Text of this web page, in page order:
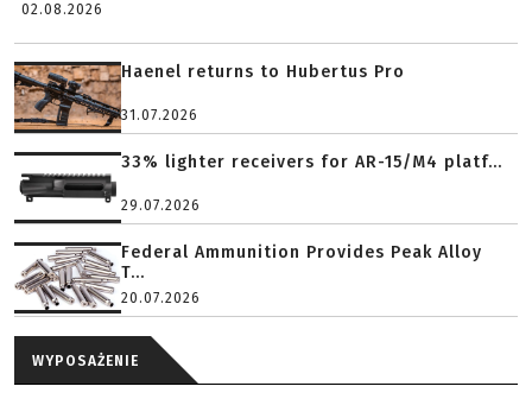
02.08.2026
Haenel returns to Hubertus Pro
31.07.2026
33% lighter receivers for AR-15/M4 platf...
29.07.2026
Federal Ammunition Provides Peak Alloy
T...
20.07.2026
WYPOSAŻENIE